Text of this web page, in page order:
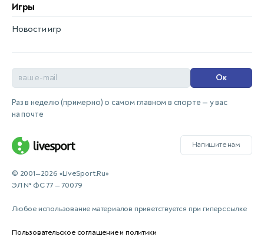
Игры
Новости игр
Ок
Раз в неделю (примерно) о самом главном в спорте — у вас
на почте
Напишите нам
© 2001—2026 «LiveSport.Ru»
ЭЛ № ФС 77 — 70079
Любое использование материалов приветствуется при гиперссылке
Пользовательское соглашение и политики